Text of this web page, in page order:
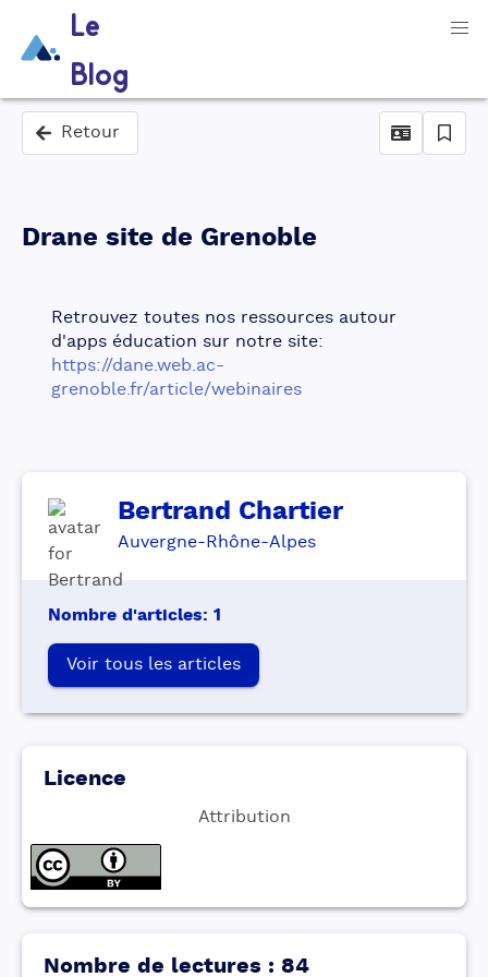
Le
Blog
Retour
Drane site de Grenoble
Retrouvez toutes nos ressources autour
d'apps éducation sur notre site:
https://dane.web.ac-
grenoble.fr/article/webinaires
Bertrand Chartier
Auvergne-Rhône-Alpes
Nombre d'articles: 1
Voir tous les articles
Licence
Attribution
Nombre de lectures : 84